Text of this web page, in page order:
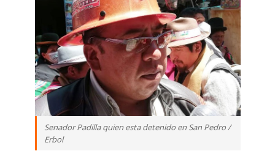
Senador Padilla quien esta detenido en San Pedro /
Erbol